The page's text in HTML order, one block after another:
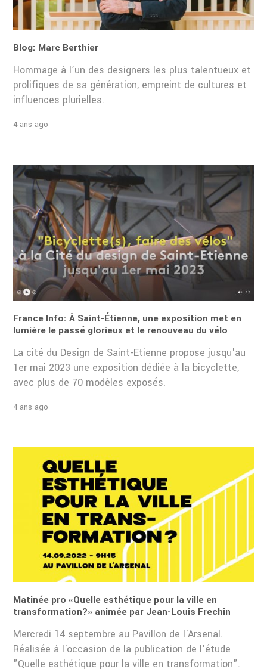
Blog: Marc Berthier
Hommage à l’un des designers les plus talentueux et
prolifiques de sa génération, empreint de cultures et
influences plurielles.
4 ans ago
France Info: À Saint-Étienne, une exposition met en
lumière le passé glorieux et le renouveau du vélo
La cité du Design de Saint-Etienne propose jusqu'au
1er mai 2023 une exposition dédiée à la bicyclette,
avec plus de 70 modèles exposés.
4 ans ago
Matinée pro «Quelle esthétique pour la ville en
transformation?» animée par Jean-Louis Frechin
Mercredi 14 septembre au Pavillon de l'Arsenal.
Réalisée à l'occasion de la publication de l'étude
"Quelle esthétique pour la ville en transformation".